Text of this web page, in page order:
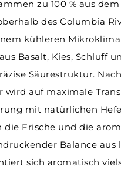
Spanien
Schweiz
Portugal
Schottland
Spanien
Portugal
Barbados
Kolumbien
Guatemala
Irland
USA
zu 100 % aus
des Columbia
kühleren
Basalt, Kies, Schluff
Säurestruktur.
auf maximale
mit natürlichen
Frische und die
Balance aus
sich aromatisch